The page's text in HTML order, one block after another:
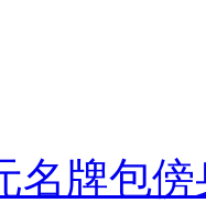
名牌包